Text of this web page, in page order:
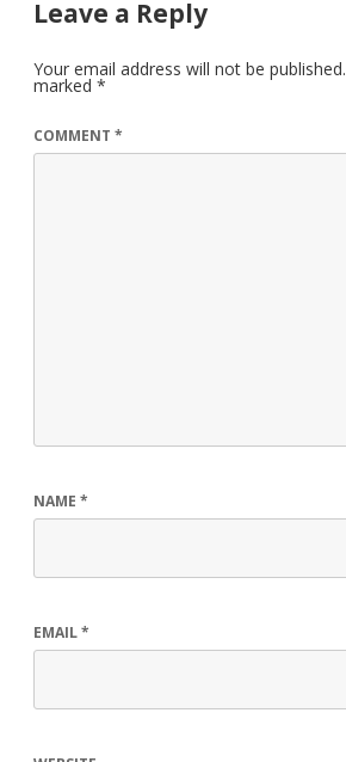
Leave a Reply
Your email address will not be published.
marked *
COMMENT *
NAME *
EMAIL*